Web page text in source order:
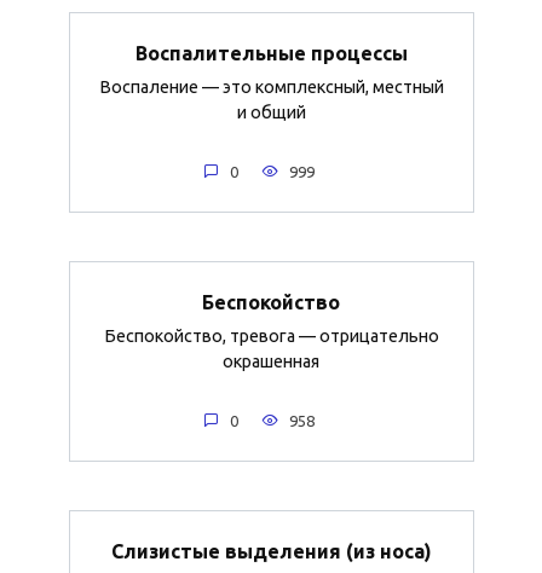
Воспалительные процессы
Воспаление — это комплексный, местный
и общий
0 999
Беспокойство
Беспокойство, тревога — отрицательно
окрашенная
0 958
Слизистые выделения (из носа)